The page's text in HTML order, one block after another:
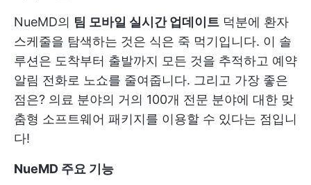
NueMD의 팀 모바일 실시간 업데이트 덕분에 환자
스케줄을 탐색하는 것은 식은 죽 먹기입니다. 이 솔
루션은 도착부터 출발까지 모든 것을 추적하고 예약
알림 전화로 노쇼를 줄여줍니다. 그리고 가장 좋은
점은? 의료 분야의 거의 100개 전문 분야에 대한 맞
춤형 소프트웨어 패키지를 이용할 수 있다는 점입니
다!
NueMD 주요 기능